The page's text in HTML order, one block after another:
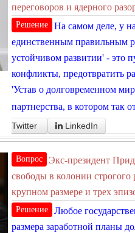
переговоров и ядерного
Решение
На самом деле, у
единственным правильным
устойчивом развитии' - это
конфликты, предотвратить
'Устав о долговременном
партнерства, в котором так
Twitter
LinkedIn
Вопрос
Экс-президент
свободы в колонии
крупном размере и трех
Решение
Любое
размера заработной планы